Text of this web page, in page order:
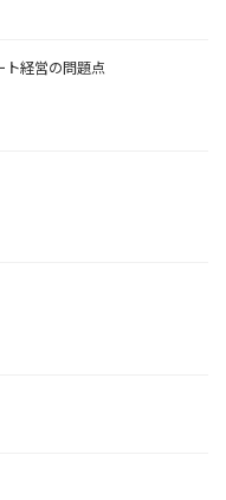
ト経営の問題点